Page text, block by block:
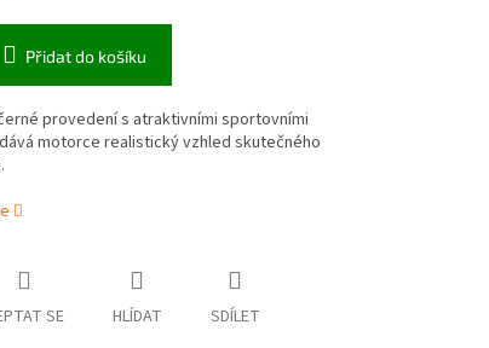
Přidat do košíku
provedení s atraktivními sportovními
motorce realistický vzhled skutečného
SE HLÍDAT SDÍLET